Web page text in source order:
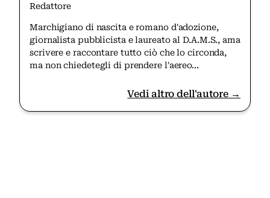
Redattore
Marchigiano di nascita e romano d'adozione,
giornalista pubblicista e laureato al D.A.M.S., ama
scrivere e raccontare tutto ciò che lo circonda,
ma non chiedetegli di prendere l'aereo...
Vedi altro dell'autore →